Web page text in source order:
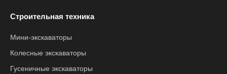
Строительная техника
Мини-экскаваторы
Колесные экскаваторы
Гусеничные экскаваторы